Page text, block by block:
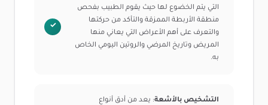
التي يتم الخضوع لها حيث يقوم الطبيب بفحص
منطقة الأربطة الممزقة والتأكد من حركتها
والتعرف على أهم الأعراض التي يعاني منها
المريض وتاريخ المرضي والروتين اليومي الخاص
به.
التشخيص بالأشعة: يعد من أدق أنواع